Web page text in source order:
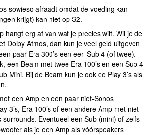
sowieso afraadt omdat de voeding kan
krijgt) kan niet op S2.
hangt erg af van wat je precies wilt. Wil je de
Dolby Atmos, dan kun je veel geld uitgeven
paar Era 300’s een een Sub 4 (of twee).
een Beam met twee Era 100’s en een Sub 4
Mini. Bij de Beam kun je ook de Play 3’s als
een Amp en een paar niet-Sonos
3’s, Era 100’s of een andere Amp met niet-
surrounds. Eventueel een Sub (mini) of zelfs
als je een Amp als vóórspeakers